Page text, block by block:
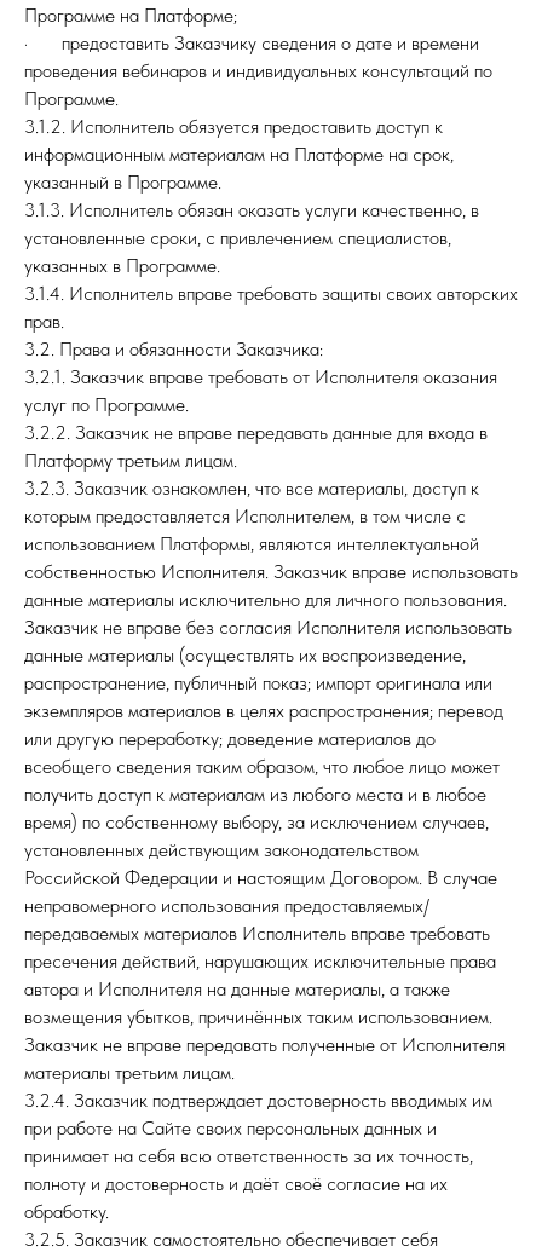
Программе на Платформе;
· предоставить Заказчику сведения о дате и времени
проведения вебинаров и индивидуальных консультаций по
Программе.
3.1.2. Исполнитель обязуется предоставить доступ к
информационным материалам на Платформе на срок,
указанный в Программе.
3.1.3. Исполнитель обязан оказать услуги качественно, в
установленные сроки, с привлечением специалистов,
указанных в Программе.
3.1.4. Исполнитель вправе требовать защиты своих авторских
прав.
3.2. Права и обязанности Заказчика:
3.2.1. Заказчик вправе требовать от Исполнителя оказания
услуг по Программе.
3.2.2. Заказчик не вправе передавать данные для входа в
Платформу третьим лицам.
3.2.3. Заказчик ознакомлен, что все материалы, доступ к
которым предоставляется Исполнителем, в том числе с
использованием Платформы, являются интеллектуальной
собственностью Исполнителя. Заказчик вправе использовать
данные материалы исключительно для личного пользования.
Заказчик не вправе без согласия Исполнителя использовать
данные материалы (осуществлять их воспроизведение,
распространение, публичный показ; импорт оригинала или
экземпляров материалов в целях распространения; перевод
или другую переработку; доведение материалов до
всеобщего сведения таким образом, что любое лицо может
получить доступ к материалам из любого места и в любое
время) по собственному выбору, за исключением случаев,
установленных действующим законодательством
Российской Федерации и настоящим Договором. В случае
неправомерного использования предоставляемых/
передаваемых материалов Исполнитель вправе требовать
пресечения действий, нарушающих исключительные права
автора и Исполнителя на данные материалы, а также
возмещения убытков, причинённых таким использованием.
Заказчик не вправе передавать полученные от Исполнителя
материалы третьим лицам.
3.2.4. Заказчик подтверждает достоверность вводимых им
при работе на Сайте своих персональных данных и
принимает на себя всю ответственность за их точность,
полноту и достоверность и даёт своё согласие на их
обработку.
3.2.5. Заказчик самостоятельно обеспечивает себя